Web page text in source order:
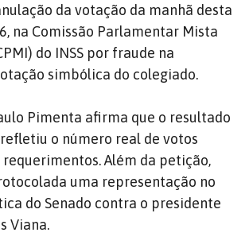
da votação da manhã desta
na Comissão Parlamentar Mista
do INSS por fraude na
simbólica do colegiado.
Pimenta afirma que o resultado
o número real de votos
Além da petição,
uma representação no
do Senado contra o presidente
Viana.